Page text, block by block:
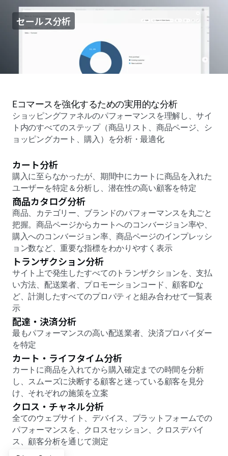
セールス分析
Eコマースを強化するための実用的な分析
ショッピングファネルのパフォーマンスを理解し、サイ
ト内のすべてのステップ（商品リスト、商品ページ、シ
ョッピングカート、購入）を分析・最適化
カート分析
購入に至らなかったが、期間中にカートに商品を入れた
ユーザーを特定＆分析し、潜在性の高い顧客を特定
商品カタログ分析
商品、カテゴリー、ブランドのパフォーマンスを丸ごと
把握。商品ページからカートへのコンバージョン率や、
購入へのコンバージョン率、商品ページのインプレッシ
ョン数など、重要な指標をわかりやすく表示
トランザクション分析
サイト上で発生したすべてのトランザクションを、支払
い方法、配送業者、プロモーションコード、顧客IDな
ど、計測したすべてのプロパティと組み合わせて一覧表
示
配達・決済分析
最もパフォーマンスの高い配送業者、決済プロバイダー
を特定
カート・ライフタイム分析
カートに商品を入れてから購入確定までの時間を分析
し、スムーズに決断する顧客と迷っている顧客を見分
け、それぞれの施策を立案
クロス・チャネル分析
全てのウェブサイト、デバイス、プラットフォームでの
パフォーマンスを、クロスセッション、クロスデバイ
ス、顧客分析を通じて測定